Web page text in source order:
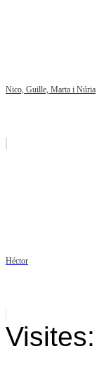
Nico, Guille, Marta i Núria
Héctor
Visites: